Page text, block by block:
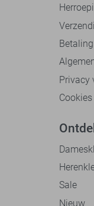
Betaling
Privacy
Cookies
Sale
Nieuw